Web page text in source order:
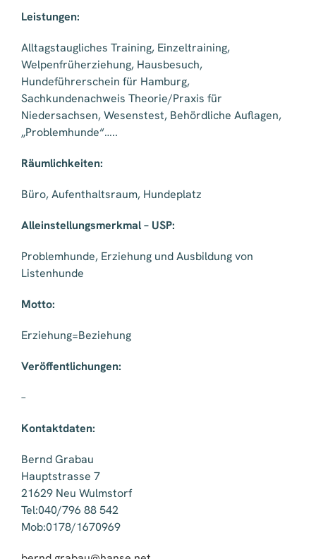
Leistungen:
Alltagstaugliches Training, Einzeltraining,
Welpenfrüherziehung, Hausbesuch,
Hundeführerschein für Hamburg,
Sachkundenachweis Theorie/Praxis für
Niedersachsen, Wesenstest, Behördliche Auflagen,
„Problemhunde“…..
Räumlichkeiten:
Büro, Aufenthaltsraum, Hundeplatz
Alleinstellungsmerkmal – USP:
Problemhunde, Erziehung und Ausbildung von
Listenhunde
Motto:
Erziehung=Beziehung
Veröffentlichungen:
–
Kontaktdaten:
Bernd Grabau
Hauptstrasse 7
21629 Neu Wulmstorf
Tel:040/796 88 542
Mob:0178/1670969